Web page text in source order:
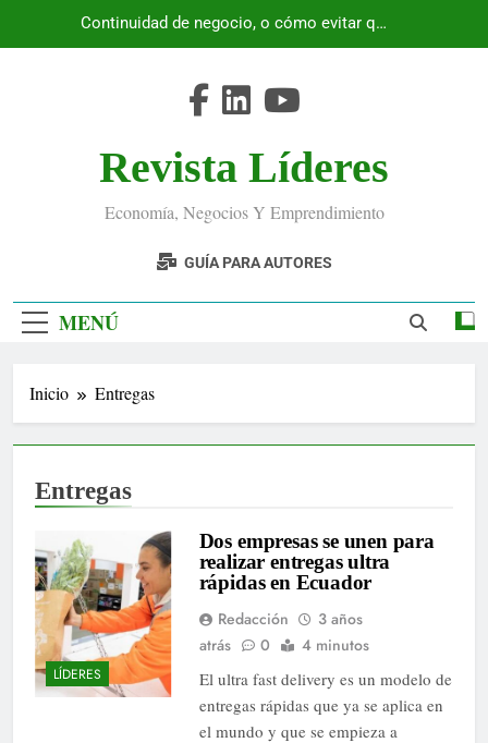
Continuidad de negocio, o cómo evitar que
Revista Líderes
Economía, Negocios Y Emprendimiento
GUÍA PARA AUTORES
MENÚ
Inicio Entregas
Entregas
LÍDERES
Dos empresas se unen para
realizar entregas ultra
rápidas en Ecuador
Redacción
3 años
atrás
0
4 minutos
El ultra fast delivery es un modelo de
entregas rápidas que ya se aplica en
el mundo y que se empieza a